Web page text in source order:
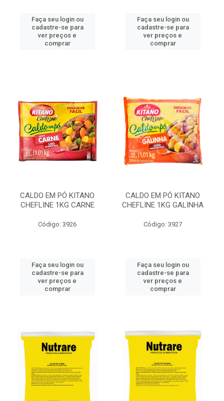
Faça seu login ou
cadastre-se para
ver preços e
comprar
Faça seu login ou
cadastre-se para
ver preços e
comprar
CALDO EM PÓ KITANO
CHEFLINE 1KG CARNE
Código: 3926
Faça seu login ou
cadastre-se para
ver preços e
comprar
CALDO EM PÓ KITANO
CHEFLINE 1KG GALINHA
Código: 3927
Faça seu login ou
cadastre-se para
ver preços e
comprar